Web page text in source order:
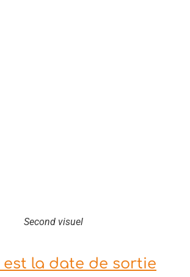
Second visuel
est la date de sortie